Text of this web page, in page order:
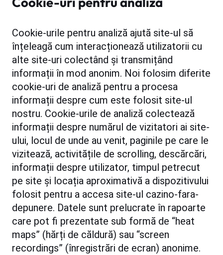
Cookie-urile pentru analiză ajută site-ul să
înțeleagă cum interacționează utilizatorii cu
alte site-uri colectând și transmițând
informații în mod anonim. Noi folosim diferite
cookie-uri de analiză pentru a procesa
informații despre cum este folosit site-ul
nostru. Cookie-urile de analiză colectează
informații despre numărul de vizitatori ai site-
ului, locul de unde au venit, paginile pe care le
vizitează, activitățile de scrolling, descărcări,
informații despre utilizator, timpul petrecut
pe site și locația aproximativă a dispozitivului
folosit pentru a accesa site-ul cazino-fara-
depunere. Datele sunt prelucrate în rapoarte
care pot fi prezentate sub formă de “heat
maps” (hărți de căldură) sau “screen
recordings” (înregistrări de ecran) anonime.